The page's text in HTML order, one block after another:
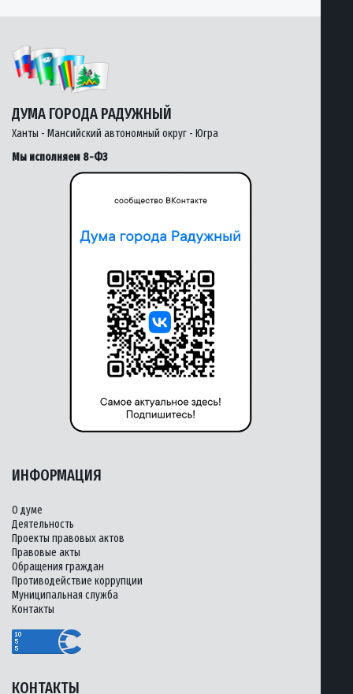
ДУМА ГОРОДА РАДУЖНЫЙ
Ханты - Мансийский автономный округ - Югра
Мы исполняем 8-ФЗ
КОНТАКТЫ
ИНФОРМАЦИЯ
О думе
Деятельность
Проекты правовых актов
Правовые акты
Обращения граждан
Противодействие коррупции
Муниципальная служба
Контакты